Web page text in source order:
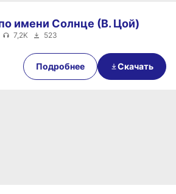
00:39
имени Солнце (В. Цой)
7,2K 523
Подробнее Скачать